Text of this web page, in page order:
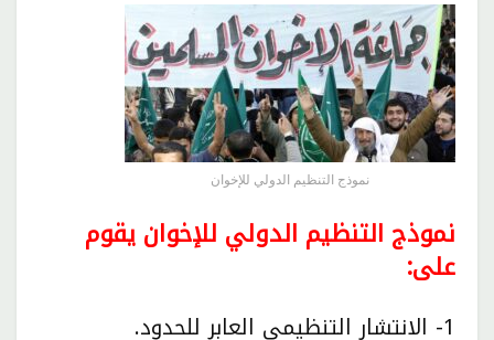
نموذج التنظيم الدولي للإخوان
نموذج التنظيم الدولي للإخوان يقوم
على:
1- الانتشار التنظيمي العابر للحدود.